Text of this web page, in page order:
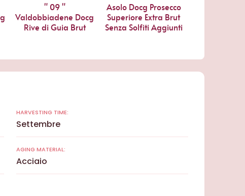
" 09 "
Valdobbiadene Docg
Rive di Guia Brut
Asolo Docg Prosecco
Superiore Extra Brut
Senza Solfiti Aggiunti
HARVESTING TIME:
Settembre
AGING MATERIAL:
Acciaio